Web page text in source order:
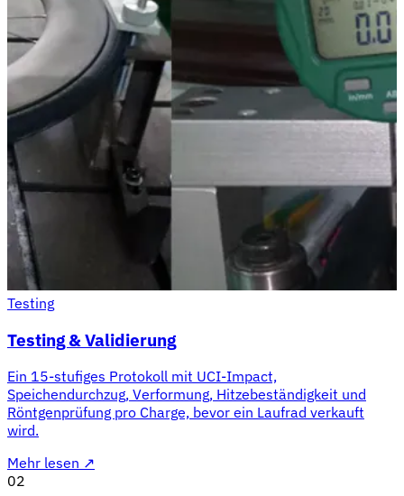
Testing
Testing & Validierung
Ein 15-stufiges Protokoll mit UCI-Impact,
Speichendurchzug, Verformung, Hitzebeständigkeit und
Röntgenprüfung pro Charge, bevor ein Laufrad verkauft
wird.
Mehr lesen ↗
02